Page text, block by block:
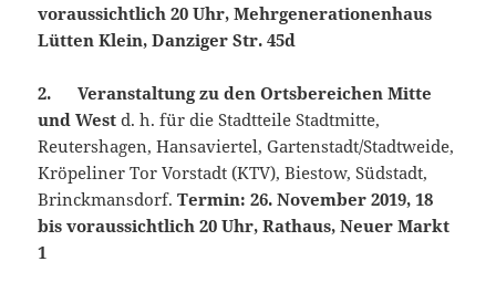
voraussichtlich 20 Uhr, Mehrgenerationenhaus
Lütten Klein, Danziger Str. 45d
2. Veranstaltung zu den Ortsbereichen Mitte
und West d. h. für die Stadtteile Stadtmitte,
Reutershagen, Hansaviertel, Gartenstadt/Stadtweide,
Kröpeliner Tor Vorstadt (KTV), Biestow, Südstadt,
Brinckmansdorf.Termin: 26. November 2019, 18
bis voraussichtlich 20 Uhr, Rathaus, Neuer Markt
1